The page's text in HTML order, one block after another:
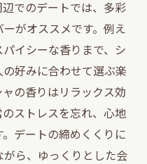
でのデートでは、多彩
がオススメです。例え
イシーな香りまで、シ
好みに合わせて選ぶ楽
の香りはリラックス効
ストレスを忘れ、心地
デートの締めくくりに
ら、ゆっくりとした会